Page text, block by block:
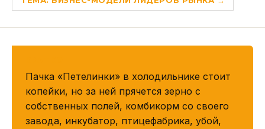
Пачка «Петелинки» в холодильнике стоит
копейки, но за ней прячется зерно с
собственных полей, комбикорм со своего
завода, инкубатор, птицефабрика, убой,